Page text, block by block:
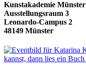
Kunstakademie Münster
Ausstellungsraum 3
Leonardo-Campus 2
48149 Münster